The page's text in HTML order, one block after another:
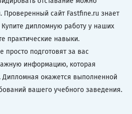
Проверенный сайт Fastfine.ru знает
дипломную работу у наших
практические навыки.
просто подготовят за вас
информацию, которая
Дипломная окажется выполненной
вашего учебного заведения.